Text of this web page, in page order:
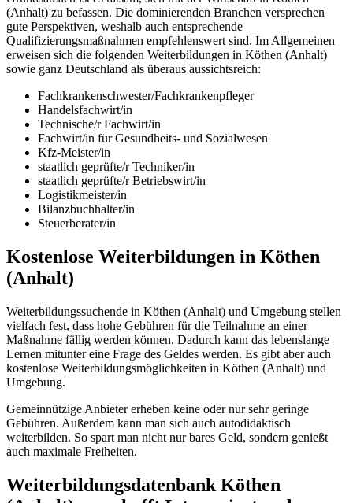
(Anhalt) zu befassen. Die dominierenden Branchen versprechen
gute Perspektiven, weshalb auch entsprechende
Qualifizierungsmaßnahmen empfehlenswert sind. Im Allgemeinen
erweisen sich die folgenden Weiterbildungen in Köthen (Anhalt)
sowie ganz Deutschland als überaus aussichtsreich:
Fachkrankenschwester/Fachkrankenpfleger
Handelsfachwirt/in
Technische/r Fachwirt/in
Fachwirt/in für Gesundheits- und Sozialwesen
Kfz-Meister/in
staatlich geprüfte/r Techniker/in
staatlich geprüfte/r Betriebswirt/in
Logistikmeister/in
Bilanzbuchhalter/in
Steuerberater/in
Kostenlose Weiterbildungen in Köthen
(Anhalt)
Weiterbildungssuchende in Köthen (Anhalt) und Umgebung stellen
vielfach fest, dass hohe Gebühren für die Teilnahme an einer
Maßnahme fällig werden können. Dadurch kann das lebenslange
Lernen mitunter eine Frage des Geldes werden. Es gibt aber auch
kostenlose Weiterbildungsmöglichkeiten in Köthen (Anhalt) und
Umgebung.
Gemeinnützige Anbieter erheben keine oder nur sehr geringe
Gebühren. Außerdem kann man sich auch autodidaktisch
weiterbilden. So spart man nicht nur bares Geld, sondern genießt
auch maximale Freiheiten.
Weiterbildungsdatenbank Köthen